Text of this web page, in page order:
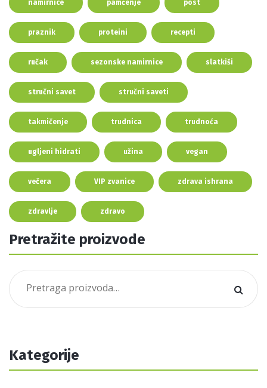
namirnice pamćenje post
praznik proteini recepti
ručak sezonske namirnice slatkiši
stručni savet stručni saveti
takmičenje trudnica trudnoća
ugljeni hidrati užina vegan
večera VIP zvanice zdrava ishrana
zdravlje zdravo
Pretražite proizvode
Pretraga
za:
Kategorije